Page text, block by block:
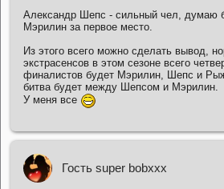
Александр Шепс - сильный чел, думаю
Мэрилин за первое место.
Из этого всего можно сделать вывод,
экстрасенсов в этом сезоне всего
финалистов будет Мэрилин, Шепс и
битва будет между Шепсом и Мэрилин.
У меня все
Гость super bobxxx